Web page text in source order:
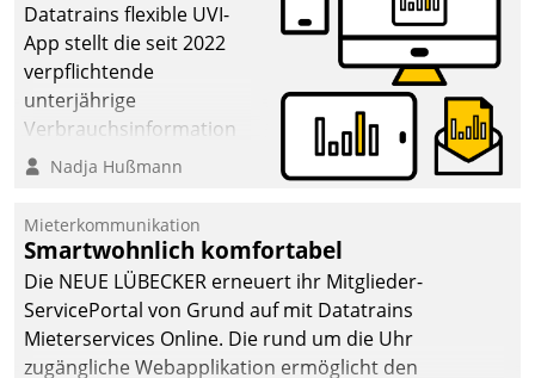
Datatrains flexible UVI-
App stellt die seit 2022
verpflichtende
unterjährige
Verbrauchsinformation
schnell, zuverlässig und
Die monatlichen
Mitteilungen zum
Heizungs- und
Wasserverbrauch gehen
automatisiert, vollständig
und auf Wunsch über
Nadja Hußmann
Mieterkommunikation
Smartwohnlich komfortabel
Die NEUE LÜBECKER erneuert ihr Mitglieder-
ServicePortal von Grund auf mit Datatrains
Mieterservices Online. Die rund um die Uhr
zugängliche Webapplikation ermöglicht den